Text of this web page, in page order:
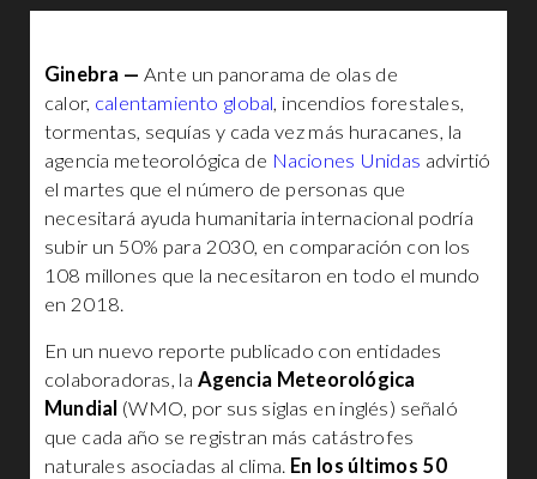
Ginebra — Ante un panorama de olas de
calor, calentamiento global, incendios forestales,
tormentas, sequías y cada vez más huracanes, la
agencia meteorológica de Naciones Unidas advirtió
el martes que el número de personas que
necesitará ayuda humanitaria internacional podría
subir un 50% para 2030, en comparación con los
108 millones que la necesitaron en todo el mundo
en 2018.
En un nuevo reporte publicado con entidades
colaboradoras, la Agencia Meteorológica
Mundial (WMO, por sus siglas en inglés) señaló
que cada año se registran más catástrofes
naturales asociadas al clima. En los últimos 50